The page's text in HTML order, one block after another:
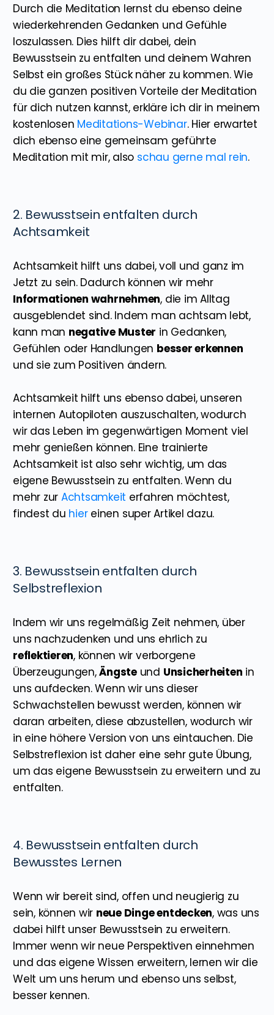
Durch die Meditation lernst du ebenso deine
wiederkehrenden Gedanken und Gefühle
loszulassen. Dies hilft dir dabei, dein
Bewusstsein zu entfalten und deinem Wahren
Selbst ein großes Stück näher zu kommen. Wie
du die ganzen positiven Vorteile der Meditation
für dich nutzen kannst, erkläre ich dir in meinem
kostenlosen Meditations-Webinar. Hier erwartet
dich ebenso eine gemeinsam geführte
Meditation mit mir, also schau gerne mal rein.
2. Bewusstsein entfalten durch
Achtsamkeit
Achtsamkeit hilft uns dabei, voll und ganz im
Jetzt zu sein. Dadurch können wir mehr
Informationen wahrnehmen, die im Alltag
ausgeblendet sind. Indem man achtsam lebt,
kann man negative Muster in Gedanken,
Gefühlen oder Handlungen besser erkennen
und sie zum Positiven ändern.
Achtsamkeit hilft uns ebenso dabei, unseren
internen Autopiloten auszuschalten, wodurch
wir das Leben im gegenwärtigen Moment viel
mehr genießen können. Eine trainierte
Achtsamkeit ist also sehr wichtig, um das
eigene Bewusstsein zu entfalten. Wenn du
mehr zur Achtsamkeit erfahren möchtest,
findest du hiereinen super Artikel dazu.
3. Bewusstsein entfalten durch
Selbstreflexion
Indem wir uns regelmäßig Zeit nehmen, über
uns nachzudenken und uns ehrlich zu
reflektieren, können wir verborgene
Überzeugungen,Ängsteund Unsicherheiten in
uns aufdecken. Wenn wir uns dieser
Schwachstellen bewusst werden, können wir
daran arbeiten, diese abzustellen, wodurch wir
in eine höhere Version von uns eintauchen. Die
Selbstreflexion ist daher eine sehr gute Übung,
um das eigene Bewusstsein zu erweitern und zu
entfalten.
4. Bewusstsein entfalten durch
Bewusstes Lernen
Wenn wir bereit sind, offen und neugierig zu
sein, können wir neue Dinge entdecken, was uns
dabei hilft unser Bewusstsein zu erweitern.
Immer wenn wir neue Perspektiven einnehmen
und das eigene Wissen erweitern, lernen wir die
Welt um uns herum und ebenso uns selbst,
besser kennen.